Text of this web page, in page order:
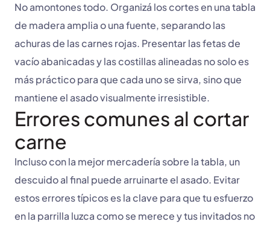
No amontones todo. Organizá los cortes en una tabla
de madera amplia o una fuente, separando las
achuras de las carnes rojas. Presentar las fetas de
vacío abanicadas y las costillas alineadas no solo es
más práctico para que cada uno se sirva, sino que
mantiene el asado visualmente irresistible.
Errores comunes al cortar
carne
Incluso con la mejor mercadería sobre la tabla, un
descuido al final puede arruinarte el asado. Evitar
estos errores típicos es la clave para que tu esfuerzo
en la parrilla luzca como se merece y tus invitados no